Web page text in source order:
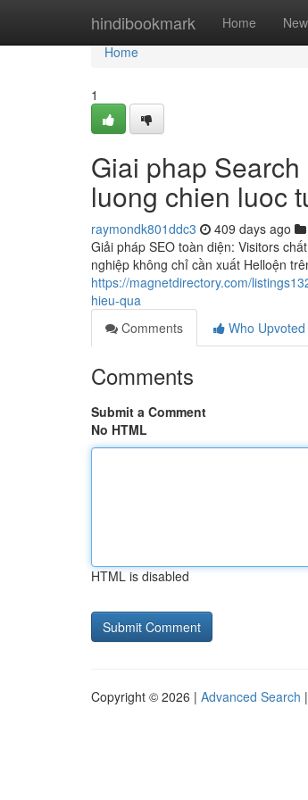
hindibookmark Home New
Home
Home
1
Giai phap
luong chien luoc
raymondk801ddc3 409 days ago
Giải pháp SEO toàn diện: Visitors
nghiệp không chỉ cần xuất Helloện
https://magnetdirectory.com/
hieu-qua
Comments
Who Upvoted
Comments
Submit a Comment
No HTML
HTML is disabled
Copyright © 2026 | Advanced Search |